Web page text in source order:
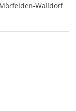
Mörfelden-Walldorf